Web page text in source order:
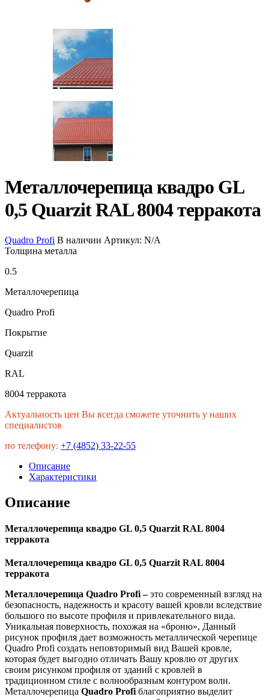
Металлочерепица квадро GL
0,5 Quarzit RAL 8004 терракота
Quadro Profi В наличии Артикул: N/A
Толщина металла
0.5
Металлочерепица
Quadro Profi
Покрытие
Quarzit
RAL
8004 терракота
Актуальность цен Вы всегда сможете уточнить у наших
специалистов
по телефону: +7 (4852) 33-22-55
Описание
Характеристики
Описание
Металлочерепица квадро GL 0,5 Quarzit RAL 8004
терракота
Металлочерепица квадро GL 0,5 Quarzit RAL 8004
терракота
Металлочерепица Quadro Profi –это современный взгляд на
безопасность, надежность и красоту вашей кровли вследствие
большого по высоте профиля и привлекательного вида.
Уникальная поверхность, похожая на «броню», Данный
рисунок профиля дает возможность металлической черепице
Quadro Profi создать неповторимый вид Вашей кровле,
которая будет выгодно отличать Вашу кровлю от других
своим рисунком профиля от зданий с кровлей в
традиционном стиле с волнообразным контуром волн.
Металлочерепица Quadro Profi благоприятно выделит